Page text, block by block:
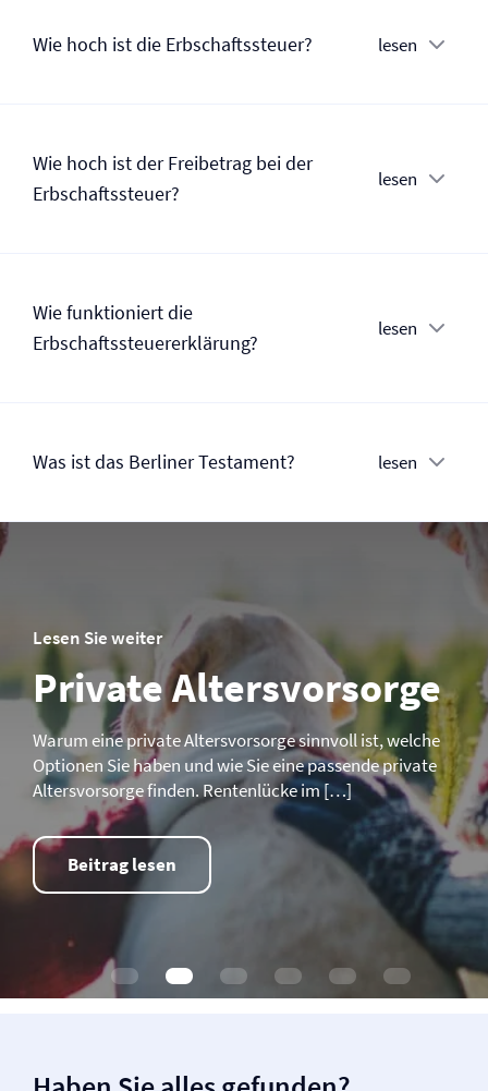
Wie hoch ist die Erbschaftssteuer? lesen
Wie hoch ist der Freibetrag bei der
Erbschaftssteuer?
lesen
Wie funktioniert die
Erbschaftssteuererklärung?
lesen
Was ist das Berliner Testament? lesen
Immobilien als
Kapitalanlage
Was eine Immobilie zur Kapitalanlage macht, welche
Renditechancen bestehen und wie Sie mit unserem
Selbsttest den richtigen Immobilientyp finden. Fokus
[…]
Beitrag lesen